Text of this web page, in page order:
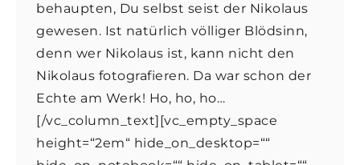
behaupten, Du selbst seist der Nikolaus
gewesen. Ist natürlich völliger Blödsinn,
denn wer Nikolaus ist, kann nicht den
Nikolaus fotografieren. Da war schon der
Echte am Werk! Ho, ho, ho…
[/vc_column_text][vc_empty_space
height=“2em“ hide_on_desktop=““